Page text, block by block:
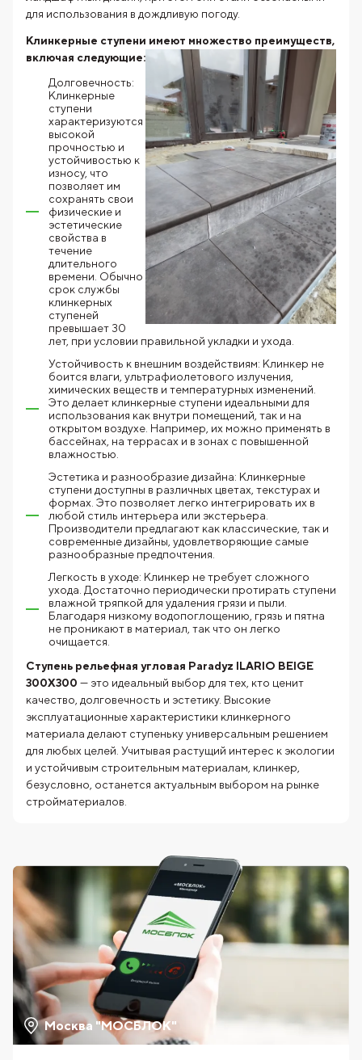
для использования в дождливую погоду.
Клинкерные ступени имеют множество преимуществ,
включая следующие:
Долговечность:
Клинкерные
ступени
характеризуются
высокой
прочностью и
устойчивостью к
износу, что
позволяет им
сохранять свои
физические и
эстетические
свойства в
течение
длительного
времени. Обычно
срок службы
клинкерных
ступеней
превышает 30
лет, при условии правильной укладки и ухода.
Устойчивость к внешним воздействиям: Клинкер не
боится влаги, ультрафиолетового излучения,
химических веществ и температурных изменений.
Это делает клинкерные ступени идеальными для
использования как внутри помещений, так и на
открытом воздухе. Например, их можно применять в
бассейнах, на террасах и в зонах с повышенной
влажностью.
Эстетика и разнообразие дизайна: Клинкерные
ступени доступны в различных цветах, текстурах и
формах. Это позволяет легко интегрировать их в
любой стиль интерьера или экстерьера.
Производители предлагают как классические, так и
современные дизайны, удовлетворяющие самые
разнообразные предпочтения.
Легкость в уходе: Клинкер не требует сложного
ухода. Достаточно периодически протирать ступени
влажной тряпкой для удаления грязи и пыли.
Благодаря низкому водопоглощению, грязь и пятна
не проникают в материал, так что он легко
очищается.
Ступень рельефная угловая Paradyz ILARIO BEIGE
300X300 — это идеальный выбор для тех, кто ценит
качество, долговечность и эстетику. Высокие
эксплуатационные характеристики клинкерного
материала делают ступеньку универсальным решением
для любых целей. Учитывая растущий интерес к экологии
и устойчивым строительным материалам, клинкер,
безусловно, останется актуальным выбором на рынке
стройматериалов.
Москва "МОСБЛОК"